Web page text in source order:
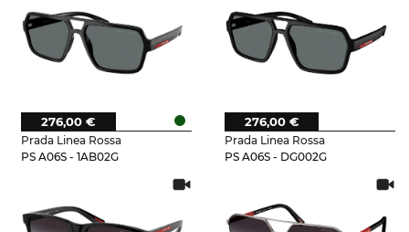
Prada Linea Rossa
PS A06S - 1AB02G
276,00 €
Prada Linea Rossa
PS A06S - DG002G
276,00 €